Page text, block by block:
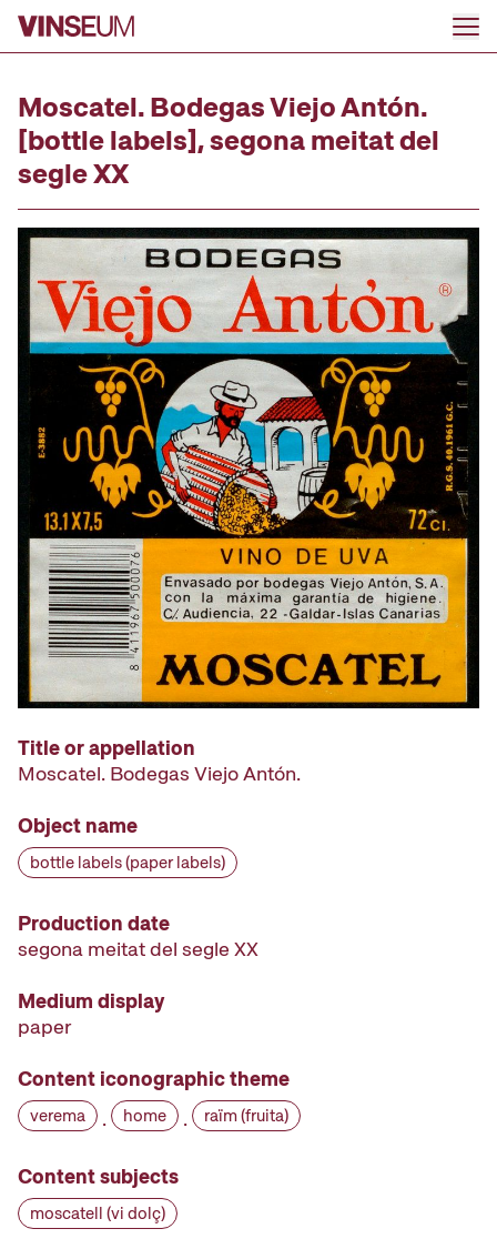
Go to content
Moscatel. Bodegas Viejo Antón.
[bottle labels], segona meitat del
segle XX
Title or appellation
Moscatel. Bodegas Viejo Antón.
Object name
bottle labels (paper labels)
Production date
segona meitat del segle XX
Medium display
paper
Content iconographic theme
verema · home · raïm (fruita)
Content subjects
moscatell (vi dolç)